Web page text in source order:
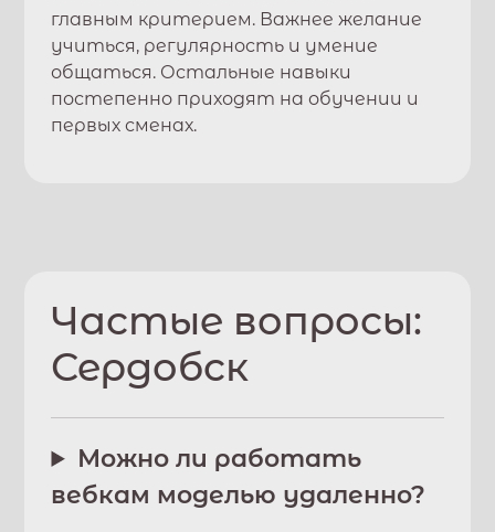
главным критерием. Важнее желание
учиться, регулярность и умение
общаться. Остальные навыки
постепенно приходят на обучении и
первых сменах.
Частые вопросы:
Сердобск
Можно ли работать
вебкам моделью удаленно?